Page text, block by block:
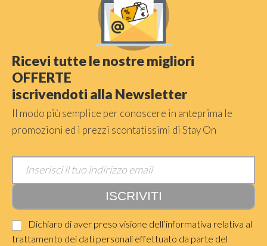
Ricevi tutte le nostre migliori
OFFERTE
iscrivendoti alla Newsletter
Il modo più semplice per conoscere in anteprima le
promozioni ed i prezzi scontatissimi di Stay On
Dichiaro di aver preso visione dell’informativa relativa al
trattamento dei dati personali effettuato da parte del